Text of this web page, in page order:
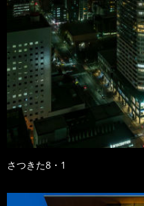
さつきた8・1